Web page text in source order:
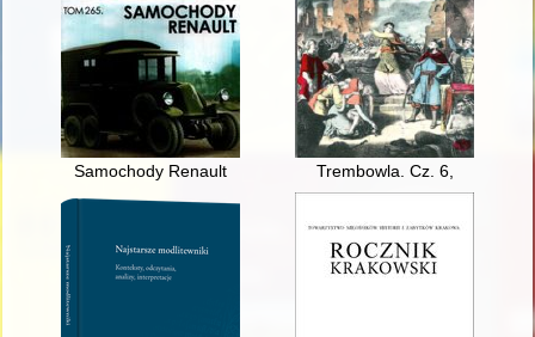
Samochody Renault Trembowla. Cz. 6,